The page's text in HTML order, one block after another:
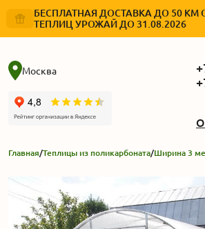
БЕСПЛАТНАЯ ДОСТАВКА ДО 50 КМ
ТЕПЛИЦ УРОЖАЙ ДО 31.08.2026
Москва
Главная/Теплицы из поликарбоната/Ширина 3